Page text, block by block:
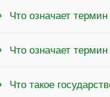
Что означает
Что означает
Что такое